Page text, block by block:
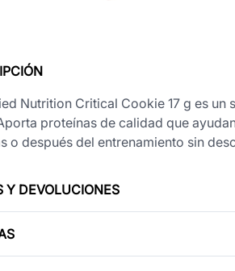
Nutrition Critical Cookie 17 g es
proteínas de calidad que
o después del entrenamiento sin
Y DEVOLUCIONES